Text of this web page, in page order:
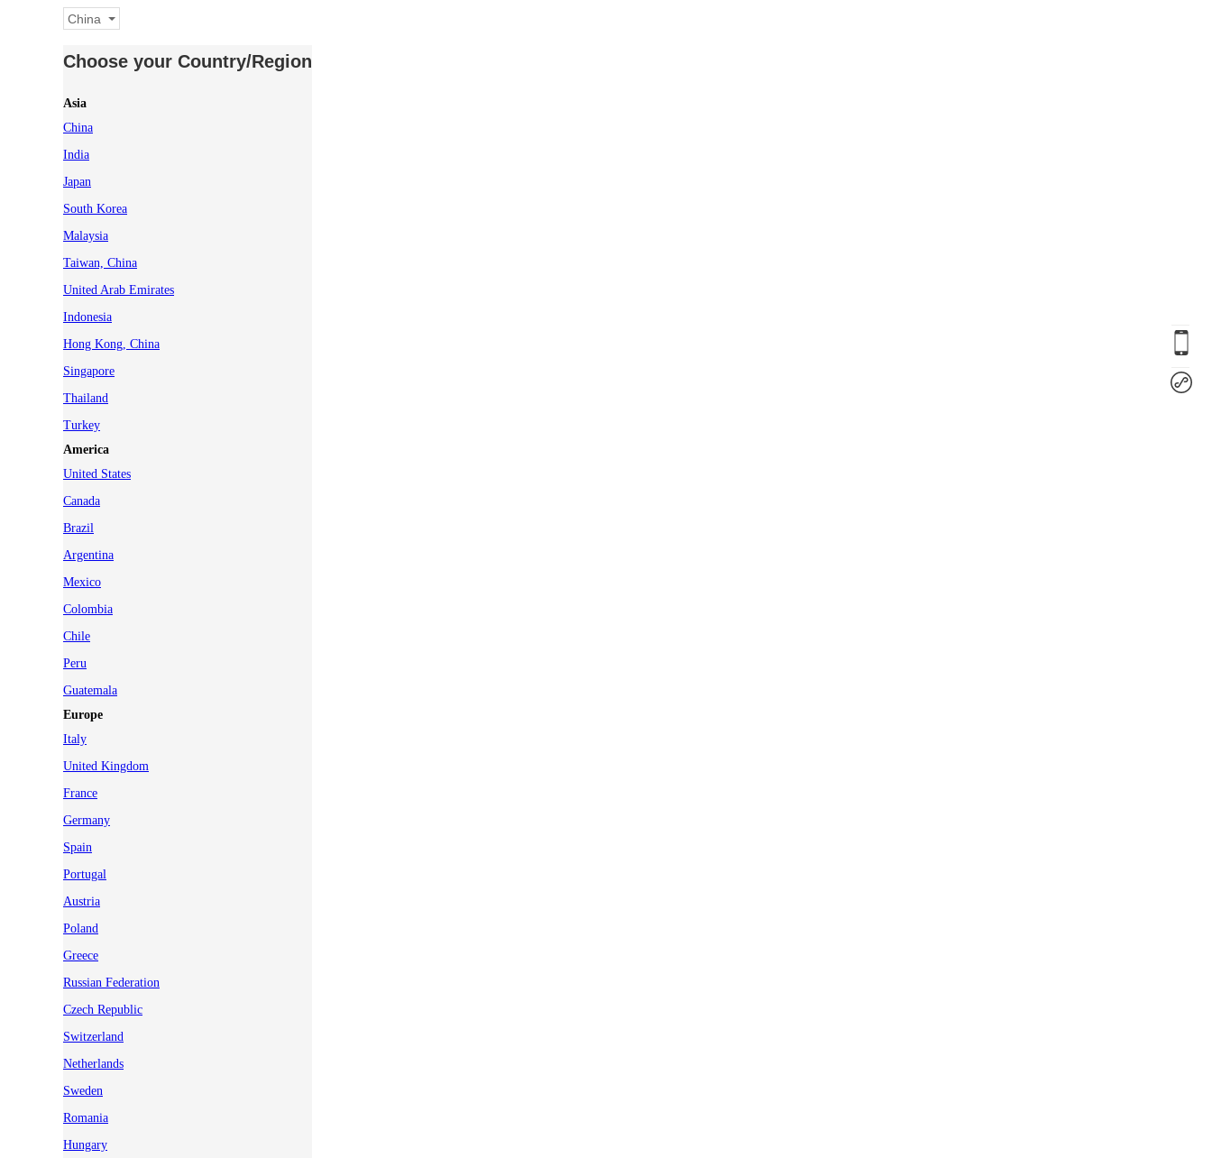
China
Choose your Country/Region
Asia
China
India
Japan
South Korea
Malaysia
Taiwan, China
United Arab Emirates
Indonesia
Hong Kong, China
Singapore
Thailand
Turkey
America
United States
Canada
Brazil
Argentina
Mexico
Colombia
Chile
Peru
Guatemala
Europe
Italy
United Kingdom
France
Germany
Spain
Portugal
Austria
Poland
Greece
Russian Federation
Czech Republic
Switzerland
Netherlands
Sweden
Romania
Hungary